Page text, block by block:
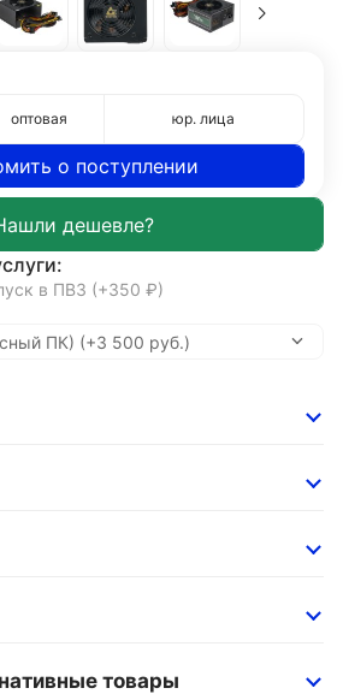
оптовая юр. лица
о поступлении
в ПВЗ (+350 ₽)
товары